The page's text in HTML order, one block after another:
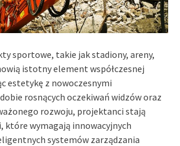
sportowe, takie jak stadiony, areny,
istotny element współczesnej
estetykę z nowoczesnymi
rosnących oczekiwań widzów oraz
rozwoju, projektanci stają
które wymagają innowacyjnych
systemów zarządzania